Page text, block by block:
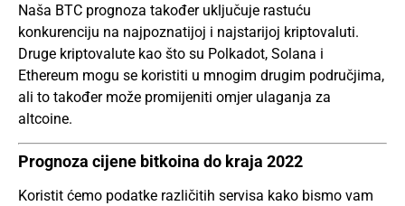
Naša BTC prognoza također uključuje rastuću
konkurenciju na najpoznatijoj i najstarijoj kriptovaluti.
Druge kriptovalute kao što su Polkadot, Solana i
Ethereum mogu se koristiti u mnogim drugim područjima,
ali to također može promijeniti omjer ulaganja za
altcoine.
Prognoza cijene bitkoina do kraja 2022
Koristit ćemo podatke različitih servisa kako bismo vam